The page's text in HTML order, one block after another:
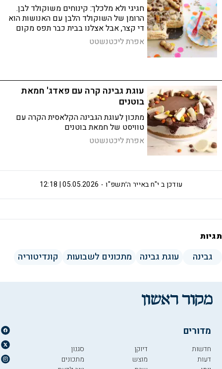
חגיגי ולא מלכלך: קינוחים משוקולד לבן.
הרומן של השוקולד הלבן עם האנושות הוא
די קצר, אבל אצלנו בבית כבר תפס מקום
מכובד. יש לכך הרבה מאוד סיבות והעיקרית
- הוא מאוד טעים
אפרת ליכטנשטט
עוגת גבינה קרה עם פאדג' חמאת
בוטנים
מתכון לעוגת הגבינה הקלאסית הקרה עם
טוויסט של חמאת בוטנים
אפרת ליכטנשטט
י"ח באייר ה׳תשפ"ו 05.05.2026 | 12:18 עודכן ב
תגיות
גבינה עוגת גבינה מתכונים לשבועות קונדיטוריה
מדורים
חדשות
דעות
דיוקן
מוצש
סגנון
מתכונים